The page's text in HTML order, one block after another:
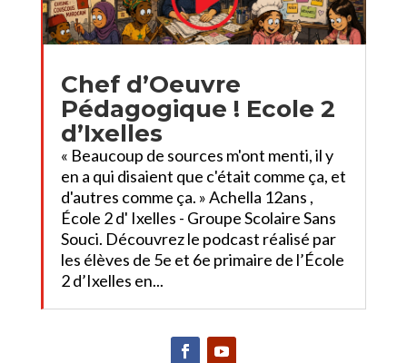
Chef d’Oeuvre
Pédagogique ! Ecole 2
d’Ixelles
« Beaucoup de sources m'ont menti, il y
en a qui disaient que c'était comme ça, et
d'autres comme ça. » Achella 12ans ,
École 2 d' Ixelles - Groupe Scolaire Sans
Souci. Découvrez le podcast réalisé par
les élèves de 5e et 6e primaire de l’École
2 d’Ixelles en...